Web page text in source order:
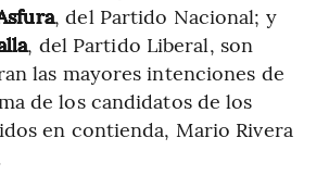
, del Partido Nacional; y
, del Partido Liberal, son
las mayores intenciones de
de los candidatos de los
en contienda, Mario Rivera